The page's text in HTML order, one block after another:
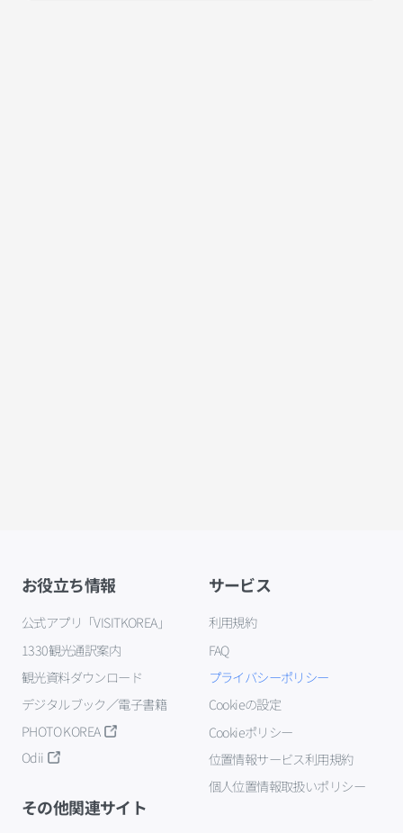
お役立ち情報
公式アプリ「VISITKOREA」
1330観光通訳案内
観光資料ダウンロード
デジタルブック／電子書籍
PHOTO KOREA
Odii
サービス
利用規約
FAQ
プライバシーポリシー
Cookieの設定
Cookieポリシー
位置情報サービス利用規約
個人位置情報取扱いポリシー
その他関連サイト